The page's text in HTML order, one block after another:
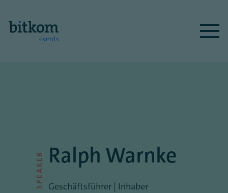
SPEAKER Ralph Warnke
Geschäftsführer | Inhaber